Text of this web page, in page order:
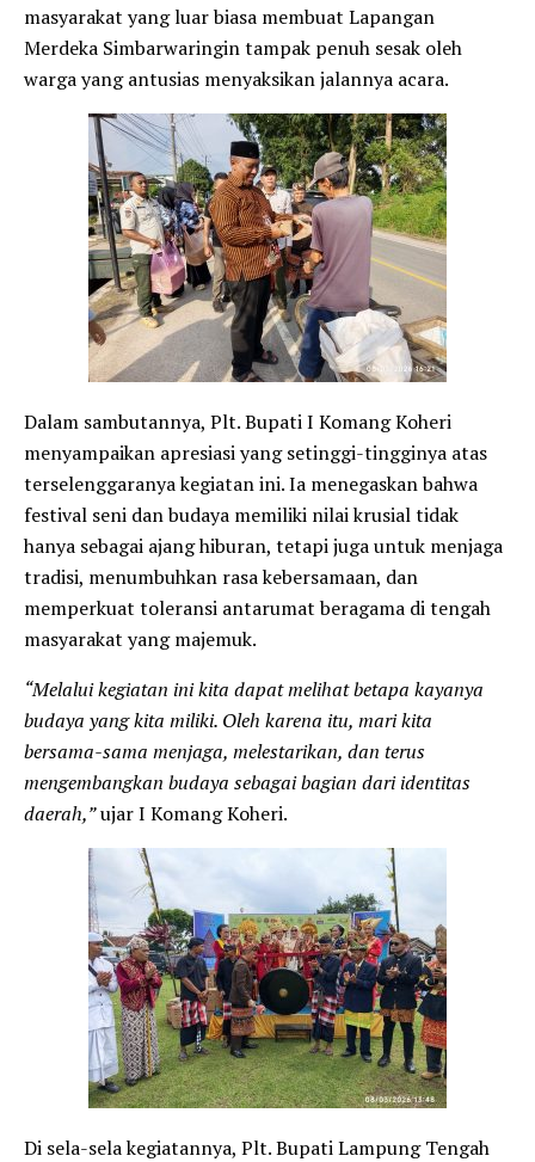
masyarakat yang luar biasa membuat Lapangan
Merdeka Simbarwaringin tampak penuh sesak oleh
warga yang antusias menyaksikan jalannya acara.
Dalam sambutannya, Plt. Bupati I Komang Koheri
menyampaikan apresiasi yang setinggi-tingginya atas
terselenggaranya kegiatan ini. Ia menegaskan bahwa
festival seni dan budaya memiliki nilai krusial tidak
hanya sebagai ajang hiburan, tetapi juga untuk menjaga
tradisi, menumbuhkan rasa kebersamaan, dan
memperkuat toleransi antarumat beragama di tengah
masyarakat yang majemuk.
“Melalui kegiatan ini kita dapat melihat betapa kayanya
budaya yang kita miliki. Oleh karena itu, mari kita
bersama-sama menjaga, melestarikan, dan terus
mengembangkan budaya sebagai bagian dari identitas
daerah,”ujar I Komang Koheri.
Di sela-sela kegiatannya, Plt. Bupati Lampung Tengah